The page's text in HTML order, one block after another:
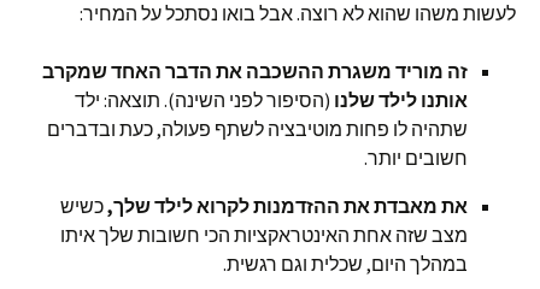
לעשות משהו שהוא לא רוצה. אבל בואו נסתכל על המחיר:
זה מוריד משגרת ההשכבה את הדבר האחד שמקרב
אותנו לילד שלנו (הסיפור לפני השינה). תוצאה: ילד
שתהיה לו פחות מוטיבציה לשתף פעולה, כעת ובדברים
חשובים יותר.
את מאבדת את ההזדמנות לקרוא לילד שלך,כשיש
מצב שזה אחת האינטראקציות הכי חשובות שלך איתו
במהלך היום, שכלית וגם רגשית.